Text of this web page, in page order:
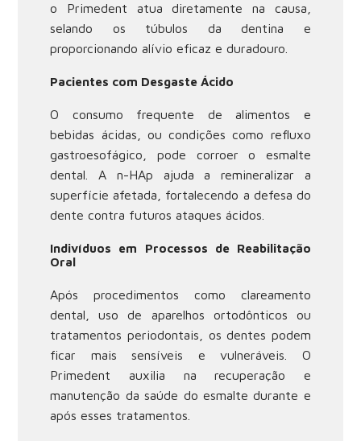
o Primedent atua diretamente na causa,
selando os túbulos da dentina e
proporcionando alívio eficaz e duradouro.
Pacientes com Desgaste Ácido
O consumo frequente de alimentos e
bebidas ácidas, ou condições como refluxo
gastroesofágico, pode corroer o esmalte
dental. A n-HAp ajuda a remineralizar a
superfície afetada, fortalecendo a defesa do
dente contra futuros ataques ácidos.
Indivíduos em Processos de Reabilitação
Oral
Após procedimentos como clareamento
dental, uso de aparelhos ortodônticos ou
tratamentos periodontais, os dentes podem
ficar mais sensíveis e vulneráveis. O
Primedent auxilia na recuperação e
manutenção da saúde do esmalte durante e
após esses tratamentos.